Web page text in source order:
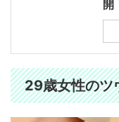
開
29歳女性のツ